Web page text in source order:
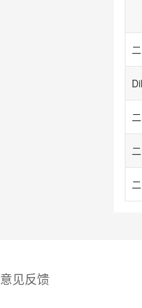
意见反馈